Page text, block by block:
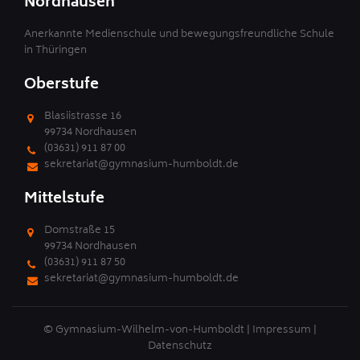
Anerkannte Medienschule und bewegungsfreundliche Schule
in Thüringen
Oberstufe
Blasiistrasse 16
99734 Nordhausen
(03631) 911 87 00
sekretariat@gymnasium-humboldt.de
Mittelstufe
Domstraße 15
99734 Nordhausen
(03631) 911 87 50
sekretariat@gymnasium-humboldt.de
© Gymnasium-Wilhelm-von-Humboldt | Impressum |
Datenschutz